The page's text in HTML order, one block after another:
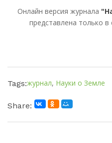
Онлайн версия журнала
представлена только
Tags:журнал, Науки о Земле
Share: